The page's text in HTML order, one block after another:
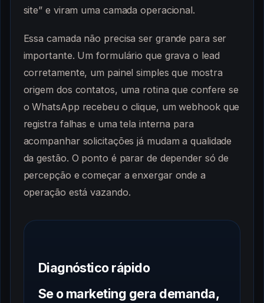
site” e viram uma camada operacional.
Essa camada não precisa ser grande para ser
importante. Um formulário que grava o lead
corretamente, um painel simples que mostra
origem dos contatos, uma rotina que confere se
o WhatsApp recebeu o clique, um webhook que
registra falhas e uma tela interna para
acompanhar solicitações já mudam a qualidade
da gestão. O ponto é parar de depender só de
percepção e começar a enxergar onde a
operação está vazando.
Diagnóstico rápido
Se o marketing gera demanda,